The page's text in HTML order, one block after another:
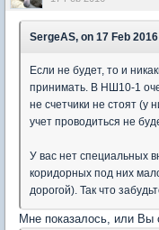
SergeAS, on 17 Feb
Если не будет, то и
принимать. В НШ10-1
не счетчики не стоят (у
учет проводиться не
У вас нет специальных
коридорных под них
дорогой). Так что
Мне показалось, или Вы